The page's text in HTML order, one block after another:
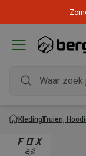
KledingTruien,